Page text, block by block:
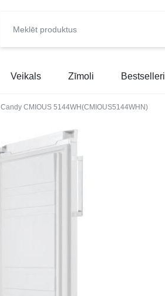
Veikals Zīmoli Bestselleri
Candy CMIOUS 5144WH(CMIOUS5144WHN)